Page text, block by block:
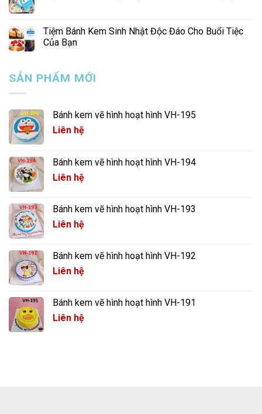
Tiệm Bánh Kem Sinh Nhật Độc Đáo Cho Buổi Tiệc
Của Bạn
SẢN PHẨM MỚI
Bánh kem vẽ hình hoạt hình VH-195
Liên hệ
Bánh kem vẽ hình hoạt hình VH-194
Liên hệ
Bánh kem vẽ hình hoạt hình VH-193
Liên hệ
Bánh kem vẽ hình hoạt hình VH-192
Liên hệ
Bánh kem vẽ hình hoạt hình VH-191
Liên hệ